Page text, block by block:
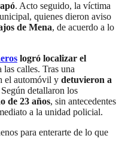
. Acto seguido, la víctima
quienes dieron aviso
de Mena, de acuerdo a lo
logró localizar el
calles. Tras una
el automóvil y detuvieron a
Según detallaron los
de 23 años, sin antecedentes
a la unidad policial.
para enterarte de lo que